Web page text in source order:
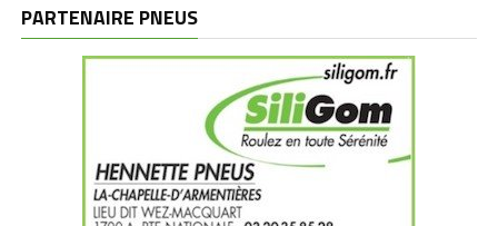
PARTENAIRE PNEUS